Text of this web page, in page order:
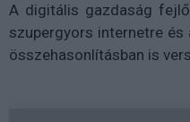
A digitális gazdaság
szupergyors internetre és
összehasonlításban is